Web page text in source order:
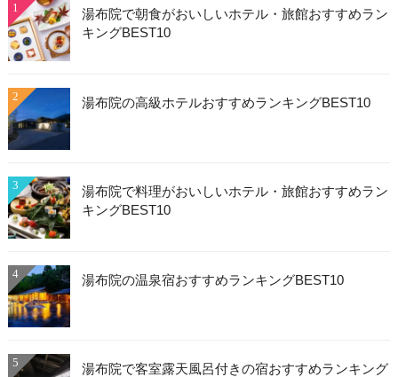
1
湯布院で朝食がおいしいホテル・旅館おすすめラン
キングBEST10
2 湯布院の高級ホテルおすすめランキングBEST10
3
湯布院で料理がおいしいホテル・旅館おすすめラン
キングBEST10
4 湯布院の温泉宿おすすめランキングBEST10
5
湯布院で客室露天風呂付きの宿おすすめランキング